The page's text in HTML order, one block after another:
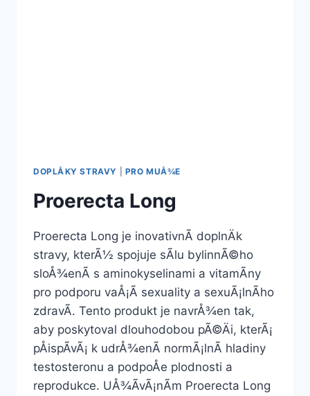
DOPLÅKY STRAVY PRO MUÅ¾E
Proerecta Long
Proerecta Long je inovativnÃ­ doplnÄk
stravy, kterÃ½ spojuje sÃ­lu bylinnÃ©ho
sloÅ¾enÃ­ s aminokyselinami a vitamÃ­ny
pro podporu vaÅ¡Ã­ sexuality a sexuÃ¡lnÃ­ho
zdravÃ­. Tento produkt je navrÅ¾en tak,
aby poskytoval dlouhodobou pÃ©Äi, kterÃ¡
pÅispÃ­vÃ¡ k udrÅ¾enÃ­ normÃ¡lnÃ­ hladiny
testosteronu a podpoÅe plodnosti a
reprodukce. UÅ¾Ã­vÃ¡nÃ­m Proerecta Long